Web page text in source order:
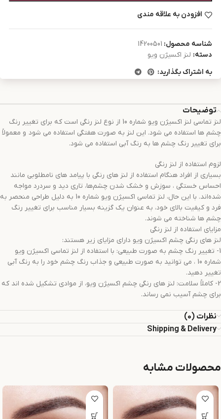
افزودن به علاقه مندی
شناسه محصول: 14200501
دسته: لنز اکسیژن ویو
به اشتراک بگذارید:
توضیحات
لنز تماسی لنز اکسیژن ویو شماره 10 از نوع لنز رنگی است که برای تغییر رنگ
چشم ها استفاده می شود. این لنز به صورت هفتگی استفاده می شود و معمولاً
برای تغییر رنگ چشم ها به رنگ آبی استفاده می شود.
لزوم استفاده از لنز رنگی
بسیاری از افراد هنگام استفاده از لنز های رنگی با پیامد های نامطلوبی مانند
احساس خستگی ، سوزش و خشک شدن چشم‌ها، تاری دید و سردرد مواجه
شده‌اند. با این حال، لنز تماسی اکسیژن ویو شماره 10 به دلیل طراحی منحصر به
فرد و کیفیت بالای خود، به عنوان یک گزینه بسیار مناسب برای تغییر رنگ
چشم ها شناخته می شوند.
مزایای استفاده از لنز رنگی
لنز های رنگی چشم اکسیژن ویو دارای مزایای زیر هستند:
1- تغییر رنگ چشم به صورت طبیعی: با استفاده از لنز تماسی اکسیژن ویو
شماره 10 ، می توانید به صورت طبیعی و جذاب رنگ چشم خود را به رنگ آبی
تغییر دهید.
2- کاملاً سلامت: لنز های رنگی چشم اکسیژن ويو، از موادی تشکیل شده اند که
برای چشم آسیب نمی رساند.
نظرات (0)
Shipping & Delivery
محصولات مشابه